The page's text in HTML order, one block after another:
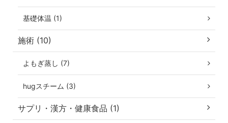
基礎体温 (1)
施術 (10)
よもぎ蒸し (7)
hugスチーム (3)
サプリ・漢方・健康食品 (1)